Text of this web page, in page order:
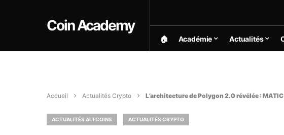
Coin Academy
🏠︎ Académie Actualités
Accueil Actualités Crypto L’architecture de Polygon 2.0 révélée : MATIC
ACTUALITÉS ALTCOINS ACTUALITÉS CRYPTO